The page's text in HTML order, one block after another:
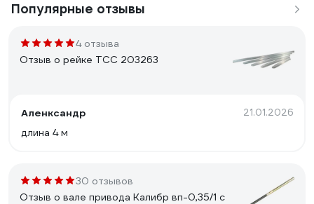
Популярные отзывы
4 отзыва
Отзыв о рейке ТСС 203263
Аленксандр 21.01.2026
длина 4 м
30 отзывов
Отзыв о вале привода Калибр вп-0,35/1 с